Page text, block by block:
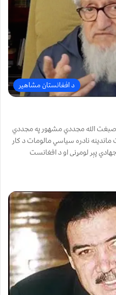
د افغانستان مشاهیر
صبغت الله مجددي مشهور په مجددي
ځای هرات ماندينه نادره سياسي مالومات د کار